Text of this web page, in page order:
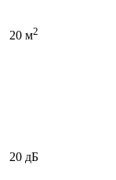
20 м2
20 дБ